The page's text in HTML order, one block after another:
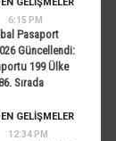
6:15 PM
Pasaport
Güncellendi:
199 Ülke
Sırada
12:34 PM
GELIŞMELER